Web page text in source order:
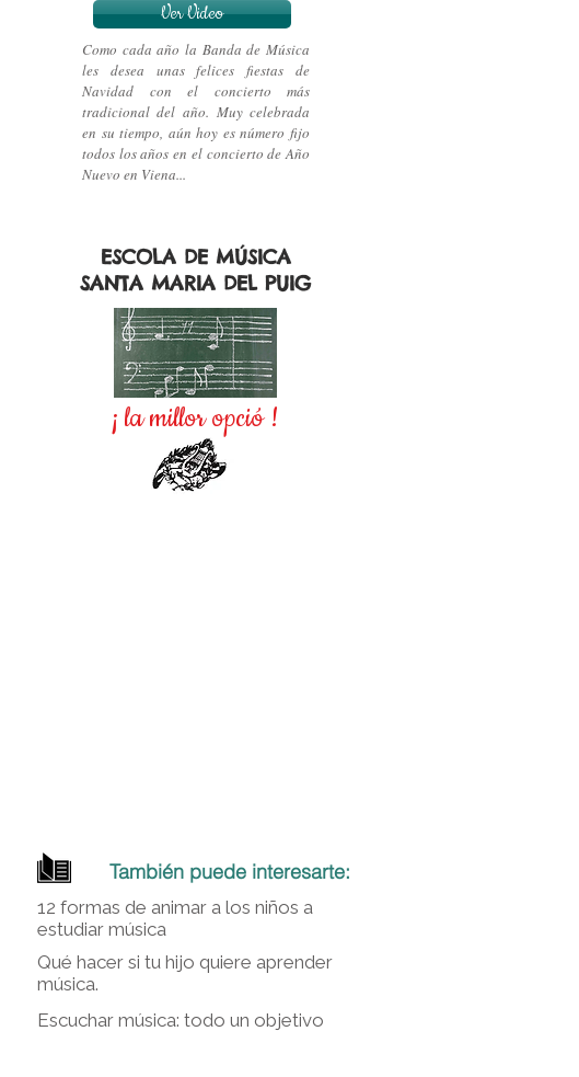
Ver Video
Como cada año la Banda de Música
les desea unas felices fiestas de
Navidad con el concierto más
tradicional del año. Muy celebrada
en su tiempo, aún hoy es número fijo
todos los años en el concierto de Año
Nuevo en Viena...
ESCOLA DE MÚSICA
SANTA MARIA DEL PUIG
¡ la millor opció !
También puede interesarte:
12 formas de animar a los niños a
estudiar música
Qué hacer si tu hijo quiere aprender
música.
Escuchar música: todo un objetivo